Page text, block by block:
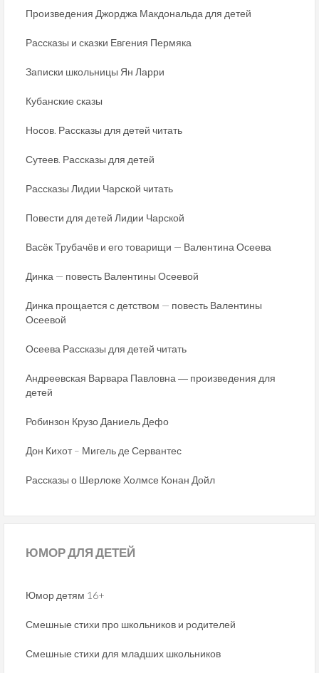
Произведения Джорджа Макдональда для детей
Рассказы и сказки Евгения Пермяка
Записки школьницы Ян Ларри
Кубанские сказы
Носов. Рассказы для детей читать
Сутеев. Рассказы для детей
Рассказы Лидии Чарской читать
Повести для детей Лидии Чарской
Васёк Трубачёв и его товарищи — Валентина Осеева
Динка — повесть Валентины Осеевой
Динка прощается с детством — повесть Валентины
Осеевой
Осеева Рассказы для детей читать
Андреевская Варвара Павловна ― произведения для
детей
Робинзон Крузо Даниель Дефо
Дон Кихот – Мигель де Сервантес
Рассказы о Шерлоке Холмсе Конан Дойл
ЮМОРДЛЯ ДЕТЕЙ
Юмор детям 16+
Смешные стихи про школьников и родителей
Смешные стихи для младших школьников